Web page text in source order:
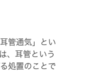
管通気」とい
、耳管という
処置のことで